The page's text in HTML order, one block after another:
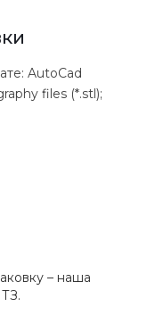
AutoCad
files (*.stl);
– наша